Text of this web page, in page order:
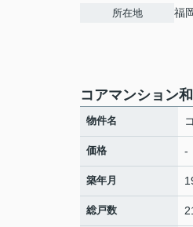
所在地 福
コアマンション
物件名
価格 -
築年月
総戸数